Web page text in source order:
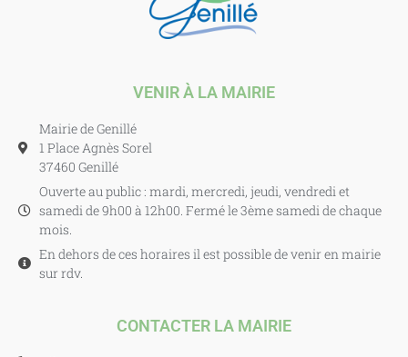
VENIR À LA MAIRIE
Mairie de Genillé
1 Place Agnès Sorel
37460 Genillé
Ouverte au public : mardi, mercredi, jeudi, vendredi et
samedi de 9h00 à 12h00. Fermé le 3ème samedi de chaque
mois.
En dehors de ces horaires il est possible de venir en mairie
sur rdv.
CONTACTER LA MAIRIE